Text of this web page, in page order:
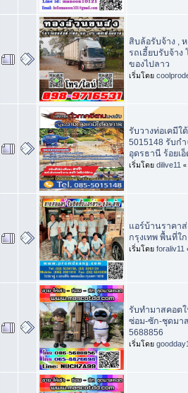
สิบล้อรับจ้าง ,
รถเฮี้ยบรับจ้าง
ของไปลาว
เริ่มโดย
รับวางท่อเคมีใ
5015148 รับก
อุดรธานี ร้อยเ
เริ่มโดย dilive11 «
แอร์บ้านราคา
กรุงเทพ พื้นที่ใก
เริ่มโดย foraliv11
รับทำมาสคอตใ
ซ่อม-ซัก-ชุดมา
5688856
เริ่มโดย